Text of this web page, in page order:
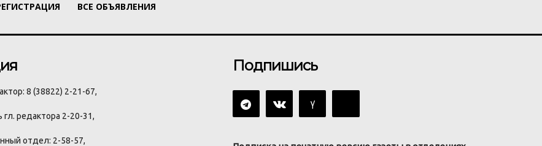
ВСЕ ОБЪЯВЛЕНИЯ
8 (38822) 2-21-67,
редактора 2-20-31,
отдел: 2-58-57,
Подпишись